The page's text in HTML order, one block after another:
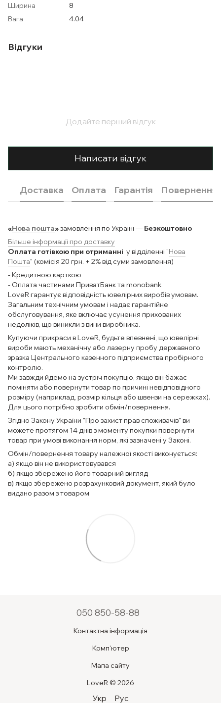
Ширина
8
Вага
4.04
Відгуки
Додайте перший відгук
Написати відгук
Доставка Оплата Гарантія Повернення
«Нова пошта»замовлення по Україні — Безкоштовно
Більше інформації про доставку
Оплата готівкою при отриманні у відділенні "Нова
Пошта" (комісія 20 грн. + 2% від суми замовлення)
- Кредитною карткою
- Оплата частинами ПриватБанк та monobank
LoveR гарантує відповідність ювелірних виробів умовам.
Загальним технічним умовам і надає гарантійне
обслуговування, яке включає усунення прихованих
недоліків, що виникли з вини виробника.
Купуючи прикраси в LoveR, будьте впевнені, що ювелірні
вироби мають механічну або лазерну пробу державного
зразка Центрального казенного підприємства пробірного
контролю.
Ми завжди йдемо на зустріч покупцю, якщо він бажає
поміняти або повернути товар по причині невідповідного
розміру (наприклад, розмір кільця або швензи на сережках).
Для цього потрібно зробити обмін/повернення.
Згідно Закону України "Про захист прав споживачів" ви
можете протягом 14 днів з моменту покупки повернути
товар при умові виконання норм, які зазначені у Законі.
Обмін/повернення товару належної якості виконується:
а) якщо він не використовувався
б) якщо збережено його товарний вигляд
в) якщо збережено розрахунковий документ, який було
видано разом з товаром
050 850-58-88
Контактна інформація
Комп'ютер
Мапа сайту
LoveR © 2026
Укр Рус